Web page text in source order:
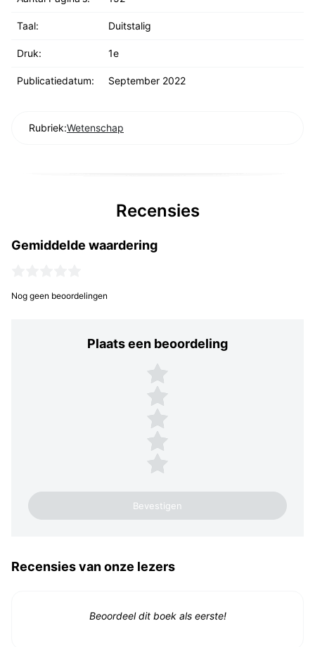
Taal: Duitstalig
Druk: 1e
Publicatiedatum: September 2022
Rubriek:Wetenschap
Recensies
Gemiddelde waardering
Nog geen beoordelingen
Plaats een beoordeling
Plaats een beoordeling
5 sterren
4 sterren
3 sterren
2 sterren
1 ster
Recensies van onze lezers
Beoordeel dit boek als eerste!